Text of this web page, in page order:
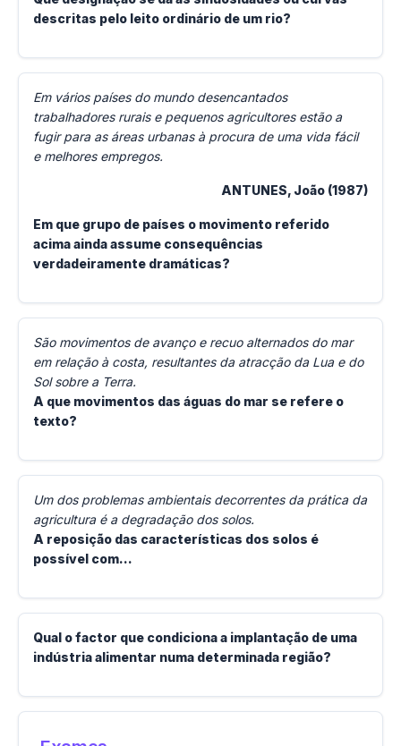
descritas pelo leito ordinário de um rio?
Em vários países do mundo desencantados
trabalhadores rurais e pequenos agricultores estão a
fugir para as áreas urbanas à procura de uma vida fácil
e melhores empregos.
ANTUNES, João (1987)
Em que grupo de países o movimento referido
acima ainda assume consequências
verdadeiramente dramáticas?
São movimentos de avanço e recuo alternados do mar
em relação à costa, resultantes da atracção da Lua e do
Sol sobre a Terra.
A que movimentos das águas do mar se refere o
texto?
Um dos problemas ambientais decorrentes da prática da
agricultura é a degradação dos solos.
A reposição das características dos solos é
possível com...
Qual o factor que condiciona a implantação de uma
indústria alimentar numa determinada região?